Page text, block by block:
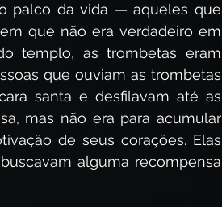
palco da vida — aqueles que
que não era verdadeiro em
templo, as trombetas eram
que ouviam as trombetas
santa e desfilavam até as
mas não era para acumular
de seus corações. Elas
alguma recompensa